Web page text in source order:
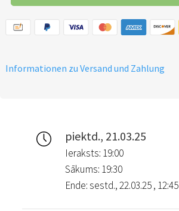
Informationen zu Versand und Zahlung
piektd., 21.03.25
Ieraksts: 19:00
Sākums: 19:30
Ende: sestd., 22.03.25 , 12:45